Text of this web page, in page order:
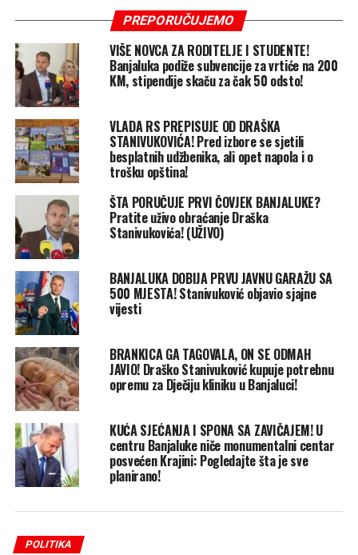
PREPORUČUJEMO
VIŠE NOVCA ZA RODITELJE I STUDENTE!
Banjaluka podiže subvencije za vrtiće na 200
KM, stipendije skaču za čak 50 odsto!
VLADA RS PREPISUJE OD DRAŠKA
STANIVUKOVIĆA! Pred izbore se sjetili
besplatnih udžbenika, ali opet napola i o
trošku opština!
ŠTA PORUČUJE PRVI ČOVJEK BANJALUKE?
Pratite uživo obraćanje Draška
Stanivukovića! (UŽIVO)
BANJALUKA DOBIJA PRVU JAVNU GARAŽU SA
500 MJESTA! Stanivuković objavio sjajne
vijesti
BRANKICA GA TAGOVALA, ON SE ODMAH
JAVIO! Draško Stanivuković kupuje potrebnu
opremu za Dječiju kliniku u Banjaluci!
KUĆA SJEĆANJA I SPONA SA ZAVIČAJEM! U
centru Banjaluke niče monumentalni centar
posvećen Krajini: Pogledajte šta je sve
planirano!
POLITIKA